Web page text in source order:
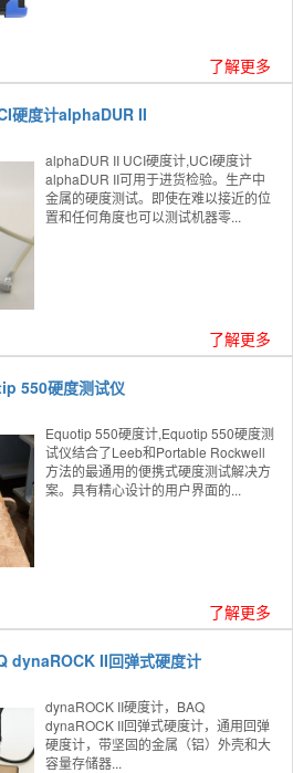
了解更多
硬度计alphaDUR II
alphaDUR II UCI硬度计,UCI硬度计
alphaDUR II可用于进货检验。生产中
金属的硬度测试。即使在难以接近的位
置和任何角度也可以测试机器零...
了解更多
550硬度测试仪
Equotip 550硬度计,Equotip 550硬度测
试仪结合了Leeb和Portable Rockwell
方法的最通用的便携式硬度测试解决方
案。具有精心设计的用户界面的...
了解更多
dynaROCK II回弹式硬度计
dynaROCK II硬度计，BAQ
dynaROCK II回弹式硬度计，通用回弹
硬度计，带坚固的金属（铝）外壳和大
容量存储器...